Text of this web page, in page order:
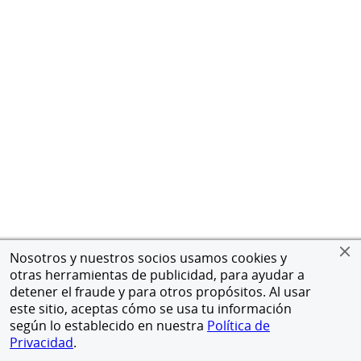
Nosotros y nuestros socios usamos cookies y
otras herramientas de publicidad, para ayudar a
detener el fraude y para otros propósitos. Al usar
este sitio, aceptas cómo se usa tu información
según lo establecido en nuestra Política de
Privacidad.